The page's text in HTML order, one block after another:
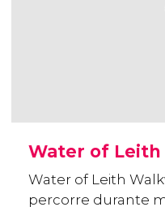
Water of Leith
Water of Leith
percorre durante